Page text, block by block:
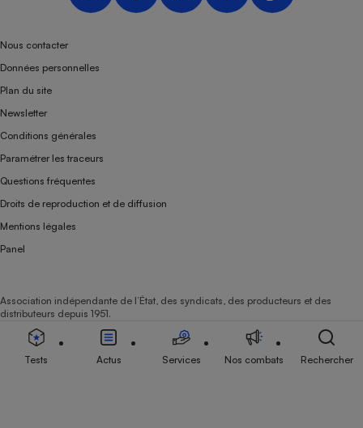
Nous contacter
Données personnelles
Plan du site
Newsletter
Conditions générales
Paramétrer les traceurs
Questions fréquentes
Droits de reproduction et de diffusion
Mentions légales
Panel
Association indépendante de l’État, des syndicats, des producteurs et des
distributeurs depuis 1951.
Tests Actus Services Nos combats Rechercher